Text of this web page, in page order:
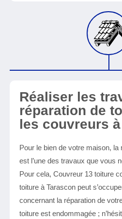
Réaliser les
réparation de
les couvreurs
Pour le bien de votre maison, la
est l’une des travaux que vous
Pour cela, Couvreur 13 toiture
toiture à Tarascon peut
concernant la réparation de
toiture est endommagée ;